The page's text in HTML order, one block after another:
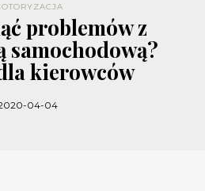
problemów z
kierowców
04-04